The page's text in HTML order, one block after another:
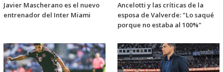
Javier Mascherano es el nuevo
entrenador del Inter Miami
Ancelotti y las críticas de la
esposa de Valverde: "Lo saqué
porque no estaba al 100%"